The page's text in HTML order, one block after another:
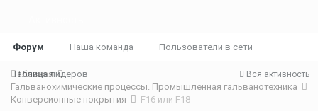
Форум Наша команда Пользователи в сети
Таблица лидеров Вся активность
Главная
Гальванохимические процессы. Промышленная гальванотехника
Конверсионные покрытия
F16 или F18